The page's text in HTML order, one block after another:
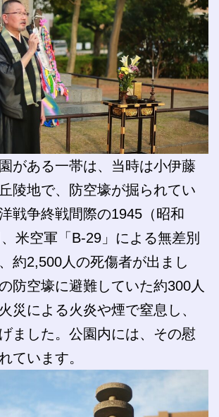
がある一帯は、当時は小伊藤
陵地で、防空壕が掘られてい
戦争終戦間際の1945（昭和
米空軍「B‐29」による無差別
約2,500人の死傷者が出まし
防空壕に避難していた約300人
災による火炎や煙で窒息し、
ました。公園内には、その慰
ています。